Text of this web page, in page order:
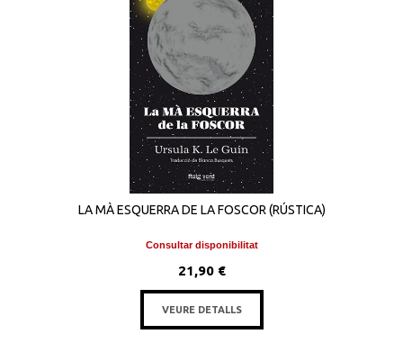
LA MÀ ESQUERRA DE LA FOSCOR (RÚSTICA)
Consultar disponibilitat
21,90 €
VEURE DETALLS